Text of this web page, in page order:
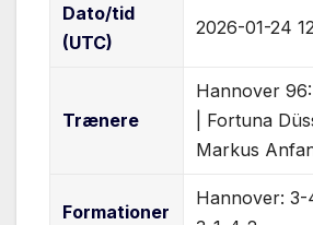
Dato/tid
(UTC)
2026-01-24
Trænere
Hannover
| Fortuna
Markus
Formationer
Hannover: